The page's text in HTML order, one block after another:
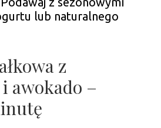
lub naturalnego
z
awokado –